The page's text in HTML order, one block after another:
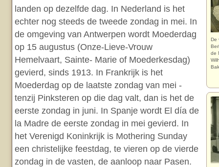
De
de
landen op dezelfde dag. In Nederland is het
echter nog steeds de tweede zondag in mei. In
de omgeving van Antwerpen wordt Moederdag
op 15 augustus (Onze-Lieve-Vrouw
Hemelvaart, Sainte- Marie of Moederkesdag)
gevierd, sinds 1913. In Frankrijk is het
Moederdag op de laatste zondag van mei -
tenzij Pinksteren op die dag valt, dan is het de
eerste zondag in juni. In Spanje wordt El día de
la Madre de eerste zondag in mei gevierd. In
het Verenigd Koninkrijk is Mothering Sunday
een christelijke feestdag, te vieren op de vierde
zondag in de vasten, de aanloop naar Pasen.